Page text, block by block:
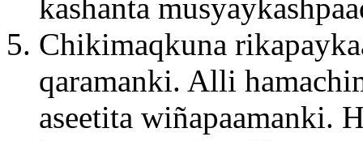
kashanta
Chikimaqkuna
qaramanki. Alli
aseetita wiñapaamanki.